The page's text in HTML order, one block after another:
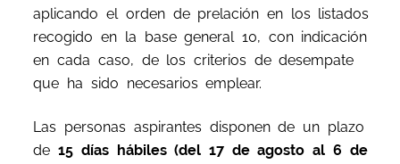
aplicando el orden de prelación en los listados
recogido en la base general 10, con indicación
en cada caso, de los criterios de desempate
que ha sido necesarios emplear.
Las personas aspirantes disponen de un plazo
de15 días hábiles (del 17 de agosto al 6 de